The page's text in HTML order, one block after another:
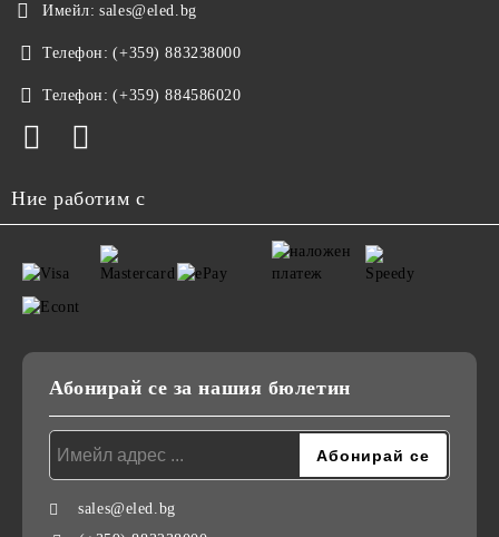
Имейл: sales@eled.bg
Телефон: (+359) 883238000
Телефон: (+359) 884586020
Ние работим с
Абонирай се за нашия бюлетин
sales@eled.bg